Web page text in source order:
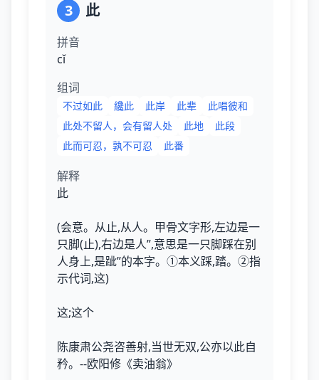
3 此
拼音
cǐ
组词
不过如此 纔此 此岸 此辈
此唱彼和
此处不留人，会有留人处
此地
此段
此而可忍，孰不可忍
此番
解释
此
(会意。从止,从人。甲骨文字形,左边是一
只脚(止),右边是人”,意思是一只脚踩在别
人身上,是跐”的本字。①本义踩,踏。②指
示代词,这)
这;这个
陈康肃公尧咨善射,当世无双,公亦以此自
矜。--欧阳修《卖油翁》